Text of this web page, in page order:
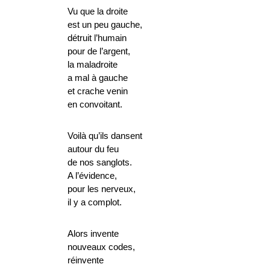
Vu que la droite
est un peu gauche,
détruit l’humain
pour de l’argent,
la maladroite
a mal à gauche
et crache venin
en convoitant.
Voilà qu’ils dansent
autour du feu
de nos sanglots.
A l’évidence,
pour les nerveux,
il y a complot.
Alors invente
nouveaux codes,
réinvente